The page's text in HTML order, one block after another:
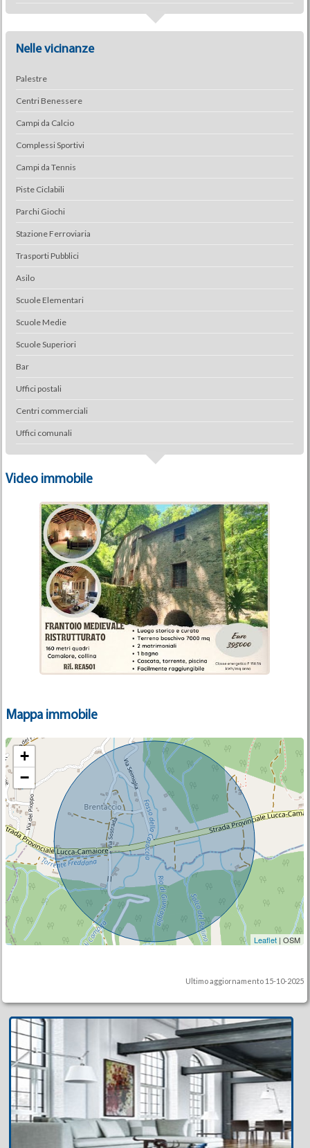
Nelle vicinanze
Palestre
Centri Benessere
Campi da Calcio
Complessi Sportivi
Campi da Tennis
Piste Ciclabili
Parchi Giochi
Stazione Ferroviaria
Trasporti Pubblici
Asilo
Scuole Elementari
Scuole Medie
Scuole Superiori
Bar
Uffici postali
Centri commerciali
Uffici comunali
Video immobile
Mappa immobile
+
−
Leaflet | OSM
Ultimo aggiornamento 15-10-2025